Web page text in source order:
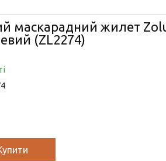
маскарадний жилет
(ZL2274)